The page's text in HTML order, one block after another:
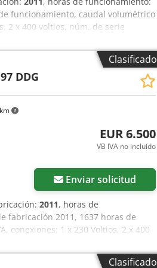
y prueba. Visita y prueba de
previa cita.
funcionamiento, caudal volumétrico
2 x 400 voltios, núm. de serie
Ah Teck
Clasificado
DDG
EUR 6.500
VB IVA no incluído
Enviar solicitud
2011, horas de
fabricación 2011, 1637 horas de
conexiones: 1 x 230 Voltios, 2 x 400
un eje de torsión doblado,
Dedpfx Ajzbiiceh Tjck
Clasificado